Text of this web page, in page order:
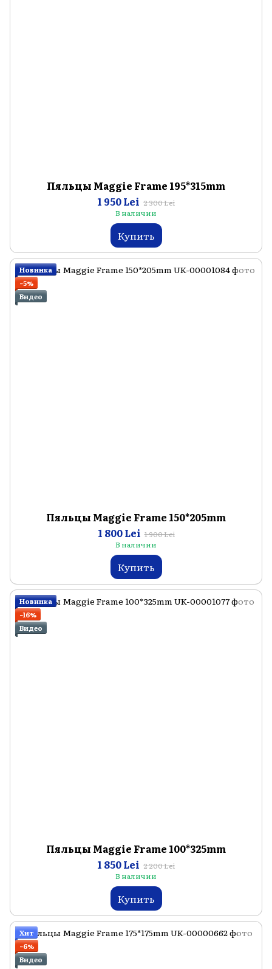
Пяльцы Maggie Frame 195*315mm
1 950 Lei 2 300 Lei
В наличии
Купить
Новинка
−5%
Видео
Пяльцы Maggie Frame 150*205mm
1 800 Lei 1 900 Lei
В наличии
Купить
Новинка
−16%
Видео
Пяльцы Maggie Frame 100*325mm
1 850 Lei 2 200 Lei
В наличии
Купить
Хит
−6%
Видео